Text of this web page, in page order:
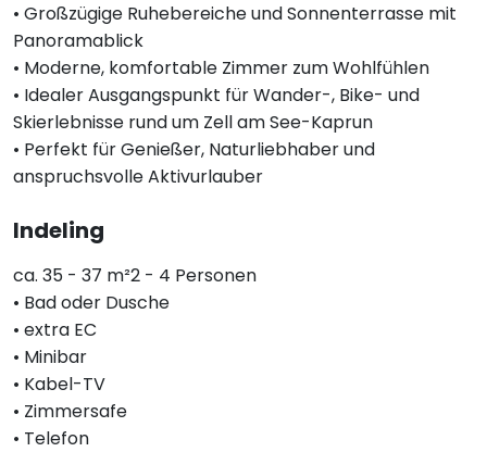
• Großzügige Ruhebereiche und Sonnenterrasse mit
Panoramablick
• Moderne, komfortable Zimmer zum Wohlfühlen
• Idealer Ausgangspunkt für Wander-, Bike- und
Skierlebnisse rund um Zell am See-Kaprun
• Perfekt für Genießer, Naturliebhaber und
anspruchsvolle Aktivurlauber
Indeling
ca. 35 - 37 m²2 - 4 Personen
• Bad oder Dusche
• extra EC
• Minibar
• Kabel-TV
• Zimmersafe
• Telefon